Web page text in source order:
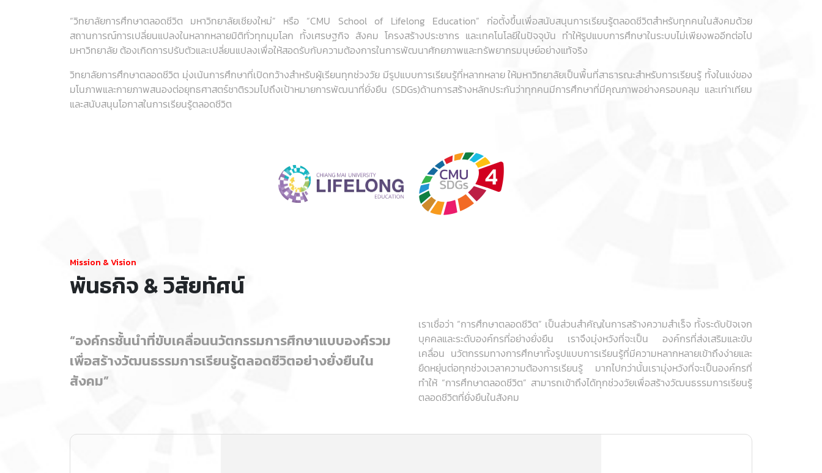
“วิทยาลัยการศึกษาตลอดชีวิต มหาวิทยาลัยเชียงใหม่” หรือ “CMU School of Lifelong Education” ก่อตั้งขึ้นเพื่อสนับสนุนการเรียนรู้ตลอดชีวิตสำหรับทุกคนในสังคมด้วย
สถานการณ์การเปลี่ยนแปลงในหลากหลายมิติทั่วทุกมุมโลก ทั้งเศรษฐกิจ สังคม โครงสร้างประชากร และเทคโนโลยีในปัจจุบัน ทำให้รูปแบบการศึกษาในระบบไม่เพียงพออีกต่อไป
มหาวิทยาลัย ต้องเกิดการปรับตัวและเปลี่ยนแปลงเพื่อให้สอดรับกับความต้องการในการพัฒนาศักยภาพและทรัพยากรมนุษย์อย่างแท้จริง
วิทยาลัยการศึกษาตลอดชีวิต มุ่งเน้นการศึกษาที่เปิดกว้างสำหรับผู้เรียนทุกช่วงวัย มีรูปแบบการเรียนรู้ที่หลากหลาย ให้มหาวิทยาลัยเป็นพื้นที่สาธารณะสำหรับการเรียนรู้ ทั้งในแง่ของ
มโนภาพและกายภาพสนองต่อยุทธศาสตร์ชาติรวมไปถึงเป้าหมายการพัฒนาที่ยั่งยืน (SDGs)ด้านการสร้างหลักประกันว่าทุกคนมีการศึกษาที่มีคุณภาพอย่างครอบคลุม และเท่าเทียม
และสนับสนุนโอกาสในการเรียนรู้ตลอดชีวิต
Mission & Vision
พันธกิจ & วิสัยทัศน์
“องค์กรชั้นนำที่ขับเคลื่อนนวัตกรรมการศึกษาแบบองค์รวม
เพื่อสร้างวัฒนธรรมการเรียนรู้ตลอดชีวิตอย่างยั่งยืนใน
สังคม”
เราเชื่อว่า “การศึกษาตลอดชีวิต” เป็นส่วนสำคัญในการสร้างความสำเร็จ ทั้งระดับปัจเจก
บุคคลและระดับองค์กรที่อย่างยั่งยืน เราจึงมุ่งหวังที่จะเป็น องค์กรที่ส่งเสริมและขับ
เคลื่อน นวัตกรรมทางการศึกษาทั้งรูปแบบการเรียนรู้ที่มีความหลากหลายเข้าถึงง่ายและ
ยืดหยุ่นต่อทุกช่วงเวลาความต้องการเรียนรู้ มากไปกว่านั้นเรามุ่งหวังที่จะเป็นองค์กรที่
ทำให้ “การศึกษาตลอดชีวิต” สามารถเข้าถึงได้ทุกช่วงวัยเพื่อสร้างวัฒนธรรมการเรียนรู้
ตลอดชีวิตที่ยั่งยืนในสังคม